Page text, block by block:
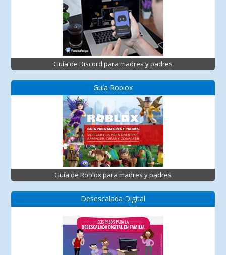
Guía de Discord para madres y padres
Guía Roblox
Guía de Roblox para madres y padres
Desescalada Digital